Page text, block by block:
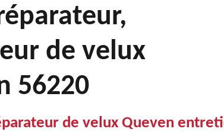
de velux
56220
de velux Queven